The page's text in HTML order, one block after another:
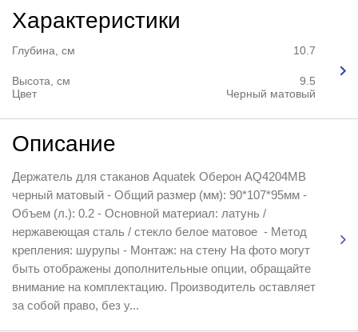
Характеристики
Глубина, см 10.7
Высота, см
9.5
Цвет
Черный матовый
Описание
Держатель для стаканов Aquatek Оберон AQ4204MB
черный матовый - Общий размер (мм): 90*107*95мм -
Объем (л.): 0.2 - Основной материал: латунь /
нержавеющая сталь / стекло белое матовое - Метод
крепления: шурупы - Монтаж: на стену На фото могут
быть отображены дополнительные опции, обращайте
внимание на комплектацию. Производитель оставляет
за собой право, без у...